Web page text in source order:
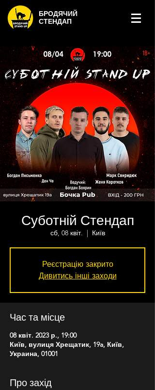
БРОДЯЧИЙ
СТЕНДАП
Суботній Стендап
сб, 08 квіт.
  |
Київ
Реєстрацію закрито
Дивитись інші заходи
Час та місце
08 квіт. 2023 р., 19:00
Київ, вулиця Хрещатик, 19a, Київ,
Украина, 01001
Про захід